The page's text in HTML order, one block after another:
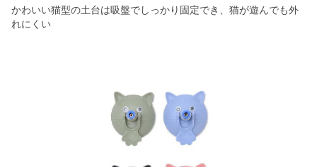
かわいい猫型の土台は吸盤でしっかり固定でき、猫が遊んでも外
れにくい